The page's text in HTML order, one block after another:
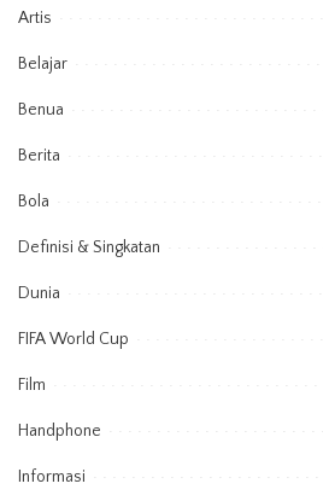
Artis
Belajar
Benua
Berita
Bola
Definisi & Singkatan
Dunia
FIFA World Cup
Film
Handphone
Informasi